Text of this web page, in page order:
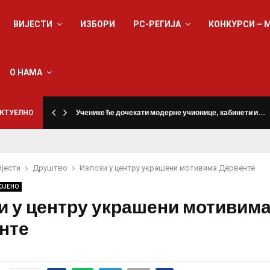
ВИЈЕСТИ ИЗБОРИ РС-РЕГИЈА КОНКУРСИ –
О НАМА
Ученике ће дочекати модерне учионице, кабинети и…
Друштво Излози у центру украшени мотивима Дервенте
у центру украшени